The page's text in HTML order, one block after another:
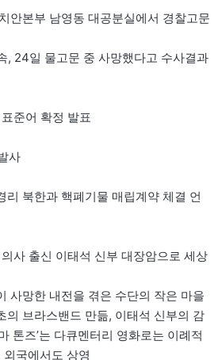
안본부 남영동 대공분실에서 경찰고문
, 24일 물고문 중 사망했다고 수사결과
준어 확정 발표
사
리 북한과 핵폐기물 매립계약 체결 언
사 출신 이태석 신부 대장암으로 세상
망한 내전을 겪은 수단의 작은 마을
의 브라스밴드 만듦, 이태석 신부의 감
톤즈’는 다큐멘터리 영화로는 이례적
국에서도 상영